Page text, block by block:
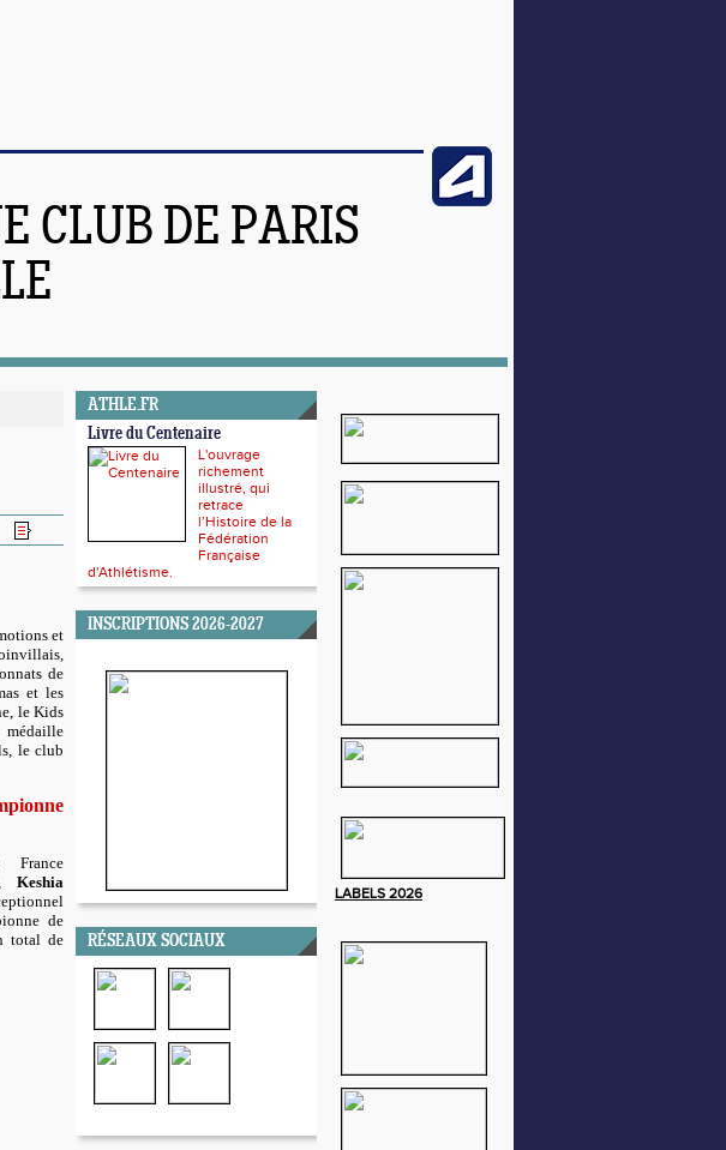
CLUB DE PARIS
et
de
et les
le Kids
médaille
le club
France
Keshia
de
total de
ATHLE.FR
Livre du Centenaire
L'ouvrage
richement
illustré, qui
retrace
l’Histoire de la
Fédération
Française
d'Athlétisme.
INSCRIPTIONS 2026-2027
RÉSEAUX SOCIAUX
LABELS 2026